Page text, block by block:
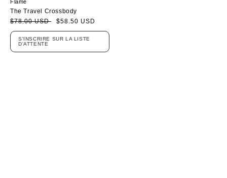
Flame
The Travel Crossbody
Prix
soldé
Prix
habituel
$78.00 USD $58.50 USD
S'INSCRIRE SUR LA LISTE
D'ATTENTE